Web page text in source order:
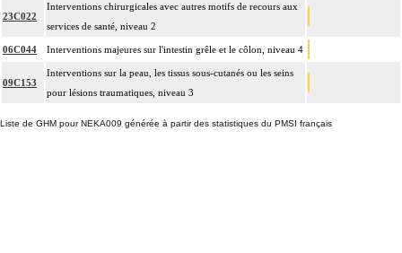
23C022
Interventions chirurgicales avec autres motifs de recours aux
services de santé, niveau 2
06C044 Interventions majeures sur l'intestin grêle et le côlon, niveau 4
09C153
Interventions sur la peau, les tissus sous-cutanés ou les seins
pour lésions traumatiques, niveau 3
Liste de GHM pour NEKA009 générée à partir des statistiques du PMSI français